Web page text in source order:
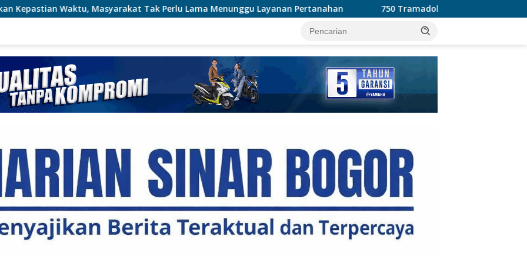
Tak Perlu Lama Menunggu Layanan Pertanahan 750 Tramadol dan 1.035 Hexymer Disita Polisi di Neglasari